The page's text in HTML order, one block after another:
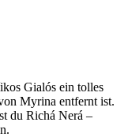
Gialós ein tolles
Myrina entfernt ist.
du Richá Nerá –